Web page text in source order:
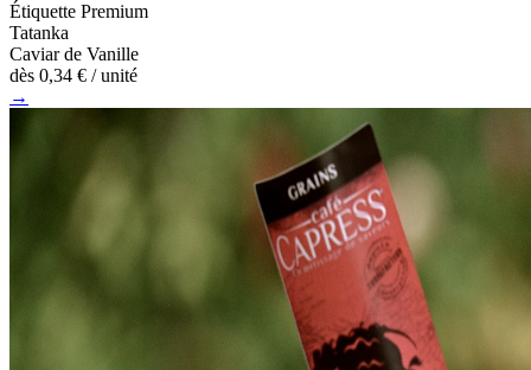
Étiquette Premium
Tatanka
Caviar de Vanille
dès 0,34 € / unité
→